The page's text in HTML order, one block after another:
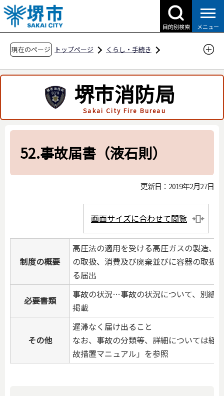
こ
の
ペ
の
で
目的別検索 メニュー
現在のページ トップページ
くらし・手続き
申請・届出用紙
高圧ガス保安法関係
液化石油ガス保安規則関係
52.事故届書（液石則）
堺市消防局
Sakai City Fire Bureau
52.事故届書（液石則）
更新日：2019年2月27日
画面サイズに合わせて閲覧
制度の概要
高圧法の適用を受ける高圧ガスの製造、
の取扱、消費及び廃棄並びに容器の取扱
る届出
必要書類
事故の状況…事故の状況について、別紙
掲載
その他
遅滞なく届け出ること
なお、事故の分類等、詳細については経
故措置マニュアル」を参照